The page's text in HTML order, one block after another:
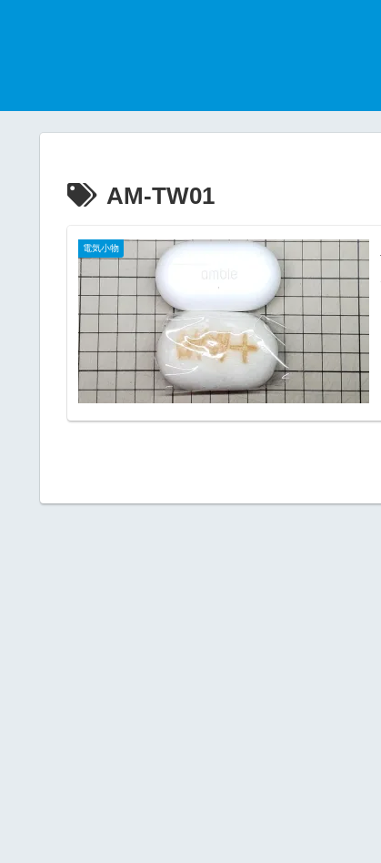
AM-TW01
電気小物